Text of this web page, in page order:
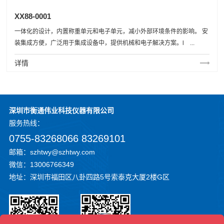
XX88-0001
一体化的设计，内置称重单元和电子单元，减小外部环境条件的影响。 安
装集成方便，广泛用于集成设备中，提供机械和电子解决方案。l ...
详情
深圳市衡通伟业科技仪器有限公司
服务热线：
0755-83268066 83269101
邮箱：szhtwy@szhtwy.com
微信：13006766349
地址：深圳市福田区八卦四路5号索泰克大厦2楼G区